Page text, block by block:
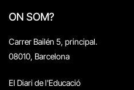
ON SOM?
Carrer Bailén 5, principal.
08010, Barcelona
El Diari de l'Educació